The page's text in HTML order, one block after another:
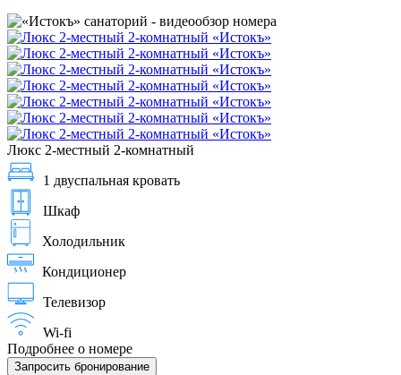
Люкс 2-местный 2-комнатный
1 двуспальная кровать
Шкаф
Холодильник
Кондиционер
Телевизор
Wi-fi
Подробнее о номере
Запросить бронирование